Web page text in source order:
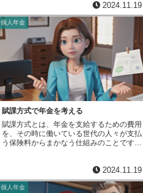
会社の経営状態を把握するだけでなく、今
会社の成長のためには、この「自由に使え
るお金」をどのように増やし、どのように
活用していくかを常に考えていく必要があ
ります。
ります。このような、皆のものを守るため
に行われた処置によって生じた損害を『共
同海損』といいます。共同海損の場合は、
損害を受けた人だけでなく、助かった人も
費用を負担し合います。このように、全損
と分損の違いを理解することは、保険金を
受け取る上でとても大切です。全損の場合
は、ものの時価額全額が保険金として支払
われます。しかし、分損の場合は、壊れた
部分の修理費用だけが支払われます。その
ため、自分がどのような状況にあるのかを
正しく把握し、適切な手続きを行うことが
重要です。保険の内容をよく理解し、万が
一の際に慌てないよう、日頃から備えてお
きましょう。
ん。しかし、車を複数台所有していても、
実際に運転するのは特定の人のみというケ
ースが多いのではないでしょうか。例え
ば、父親が通勤に、母親が買い物に、子供
が通学にと、それぞれ別の車を使うという
よりは、家族内で一台の車を共有して使っ
たり、特定の人が複数の車を運転したりす
るケースが一般的でしょう。このような状
況を踏まえ、多くの保険会社では、一台目
の車の運転履歴が良好であれば、二台目以
降の車の保険料を割り引く制度を設けてい
ます。これが複数所有自動車割引です。こ
歴が、その人の運転特性をよく表している
という考え方にあります。運転が丁寧で事
故を起こしにくい人は、どの車を運転して
ります。また、家族で複数台の車を所有し
ている場合、家族間で運転の仕方や安全に
対する意識が共有されているケースが多い
2024.11.19
個人年金
賦課方式で年金を考える
賦課方式とは、年金を支給するための費用
を、その時に働いている世代の人々が支払
う保険料からまかなう仕組みのことです。
け取っている世代の人々への支給に使われ
ているということです。この仕組みは、社
会全体をひとつの家族のように見立て、世
2024.11.19
個人年金